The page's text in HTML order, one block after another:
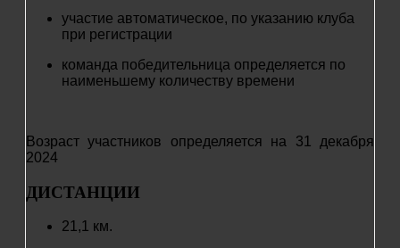
участие автоматическое, по указанию клуба
при регистрации
команда победительница определяется по
наименьшему количеству времени
Возраст участников определяется на 31 декабря
2024
ДИСТАНЦИИ
21,1 км.